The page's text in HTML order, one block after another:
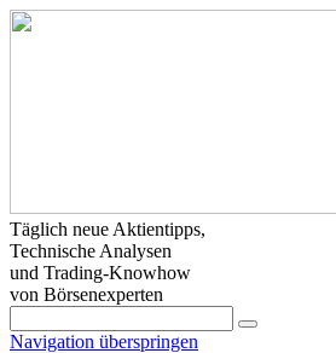
Täglich neue Aktientipps,
Technische Analysen
und Trading-Knowhow
von Börsenexperten
Navigation überspringen